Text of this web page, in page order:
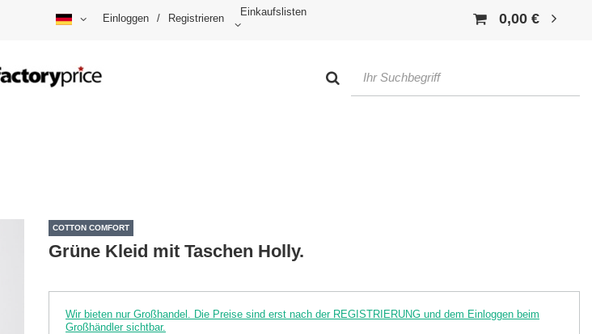
Einloggen / Registrieren
Einkaufslisten 0,00 €
COTTON COMFORT
Grüne Kleid mit Taschen Holly.
Wir bieten nur Großhandel. Die Preise sind erst nach der REGISTRIERUNG und dem Einloggen beim
Großhändler sichtbar.